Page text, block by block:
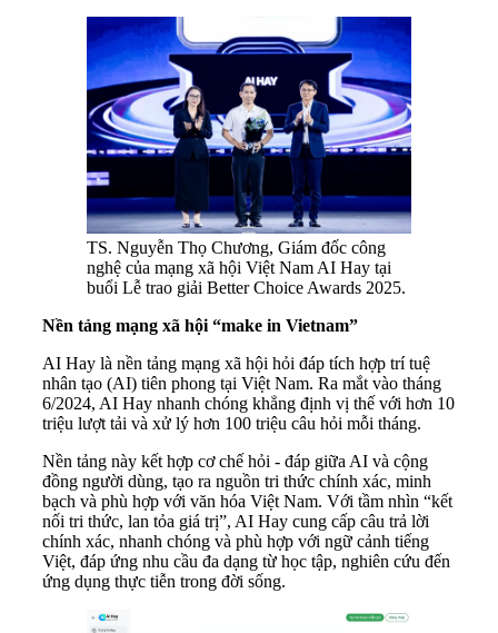
TS. Nguyễn Thọ Chương, Giám đốc công
nghệ của mạng xã hội Việt Nam AI Hay tại
buổi Lễ trao giải Better Choice Awards 2025.
Nền tảng mạng xã hội “make in Vietnam”
AI Hay là nền tảng mạng xã hội hỏi đáp tích hợp trí tuệ
nhân tạo (AI) tiên phong tại Việt Nam. Ra mắt vào tháng
6/2024, AI Hay nhanh chóng khẳng định vị thế với hơn 10
triệu lượt tải và xử lý hơn 100 triệu câu hỏi mỗi tháng.
Nền tảng này kết hợp cơ chế hỏi - đáp giữa AI và cộng
đồng người dùng, tạo ra nguồn tri thức chính xác, minh
bạch và phù hợp với văn hóa Việt Nam. Với tầm nhìn “kết
nối tri thức, lan tỏa giá trị”, AI Hay cung cấp câu trả lời
chính xác, nhanh chóng và phù hợp với ngữ cảnh tiếng
Việt, đáp ứng nhu cầu đa dạng từ học tập, nghiên cứu đến
ứng dụng thực tiễn trong đời sống.